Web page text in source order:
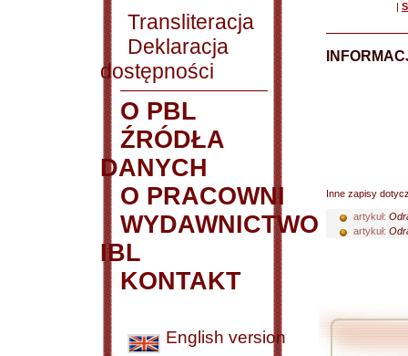
Transliteracja
Deklaracja
dostępności
O PBL
ŹRÓDŁA
DANYCH
O PRACOWNI
WYDAWNICTWO
IBL
KONTAKT
English version
|
Inne zapisy
artykuł:
artykuł: